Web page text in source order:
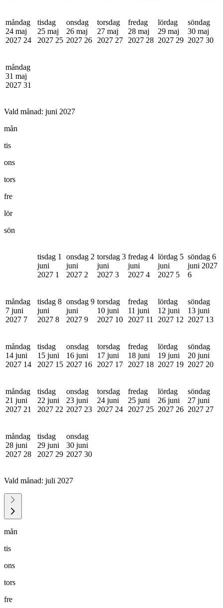
måndag
24 maj
2027 24
tisdag
25 maj
2027 25
onsdag
26 maj
2027 26
torsdag
27 maj
2027 27
fredag
28 maj
2027 28
lördag
29 maj
2027 29
söndag
30 maj
2027 30
måndag
31 maj
2027 31
Vald månad: juni 2027
mån
tis
ons
tors
fre
lör
sön
tisdag 1
juni
2027 1
onsdag 2
juni
2027 2
torsdag 3
juni
2027 3
fredag 4
juni
2027 4
lördag 5
juni
2027 5
söndag 6
juni 2027
6
måndag
7 juni
2027 7
tisdag 8
juni
2027 8
onsdag 9
juni
2027 9
torsdag
10 juni
2027 10
fredag
11 juni
2027 11
lördag
12 juni
2027 12
söndag
13 juni
2027 13
måndag
14 juni
2027 14
tisdag
15 juni
2027 15
onsdag
16 juni
2027 16
torsdag
17 juni
2027 17
fredag
18 juni
2027 18
lördag
19 juni
2027 19
söndag
20 juni
2027 20
måndag
21 juni
2027 21
tisdag
22 juni
2027 22
onsdag
23 juni
2027 23
torsdag
24 juni
2027 24
fredag
25 juni
2027 25
lördag
26 juni
2027 26
söndag
27 juni
2027 27
måndag
28 juni
2027 28
tisdag
29 juni
2027 29
onsdag
30 juni
2027 30
Vald månad: juli 2027
mån
tis
ons
tors
fre